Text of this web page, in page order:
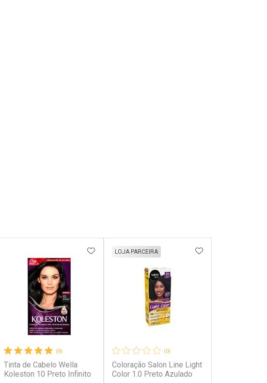
AOS FAVORITOS
(8)
Tinta de Cabelo Wella
Koleston 10 Preto Infinito
ADICIONAR AOS FAVORITOS
(0)
Coloração Salon Line Light
Color 1.0 Preto Azulado
LOJA PARCEIRA ADICIONAR AOS